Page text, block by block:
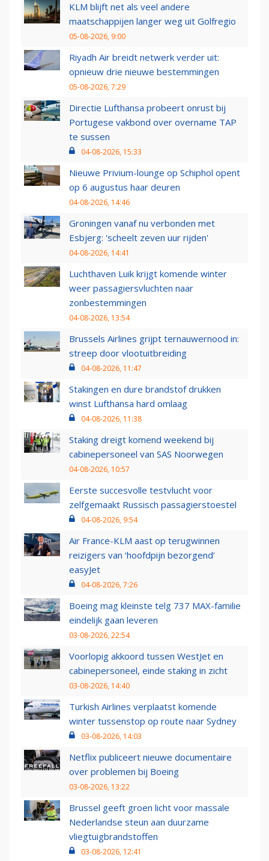
KLM blijft net als veel andere
maatschappijen langer weg uit Golfregio
05-08-2026, 9:00
Riyadh Air breidt netwerk verder uit:
opnieuw drie nieuwe bestemmingen
05-08-2026, 7:29
Directie Lufthansa probeert onrust bij
Portugese vakbond over overname TAP
te sussen
04-08-2026, 15:33
Nieuwe Privium-lounge op Schiphol opent
op 6 augustus haar deuren
04-08-2026, 14:46
Groningen vanaf nu verbonden met
Esbjerg: 'scheelt zeven uur rijden'
04-08-2026, 14:41
Luchthaven Luik krijgt komende winter
weer passagiersvluchten naar
zonbestemmingen
04-08-2026, 13:54
Brussels Airlines grijpt ternauwernood in:
streep door vlootuitbreiding
04-08-2026, 11:47
Stakingen en dure brandstof drukken
winst Lufthansa hard omlaag
04-08-2026, 11:38
Staking dreigt komend weekend bij
cabinepersoneel van SAS Noorwegen
04-08-2026, 10:57
Eerste succesvolle testvlucht voor
zelfgemaakt Russisch passagierstoestel
04-08-2026, 9:54
Air France-KLM aast op terugwinnen
reizigers van ‘hoofdpijn bezorgend’
easyJet
04-08-2026, 7:26
Boeing mag kleinste telg 737 MAX-familie
eindelijk gaan leveren
03-08-2026, 22:54
Voorlopig akkoord tussen WestJet en
cabinepersoneel, einde staking in zicht
03-08-2026, 14:40
Turkish Airlines verplaatst komende
winter tussenstop op route naar Sydney
03-08-2026, 14:03
Netflix publiceert nieuwe documentaire
over problemen bij Boeing
03-08-2026, 13:22
Brussel geeft groen licht voor massale
Nederlandse steun aan duurzame
vliegtuigbrandstoffen
03-08-2026, 12:41